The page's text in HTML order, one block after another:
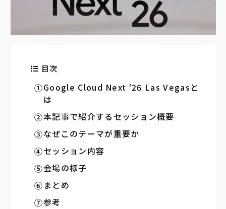
目次
Google Cloud Next '26 Las Vegasと
は
本記事で紹介するセッション概要
なぜこのテーマが重要か
セッション内容
会場の様子
まとめ
参考